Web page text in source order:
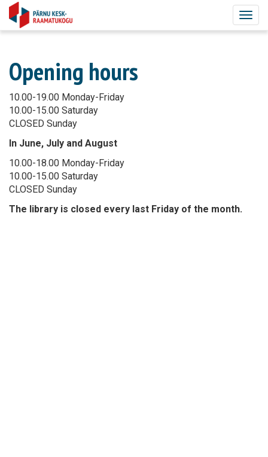
Opening hours
10.00-19.00 Monday-Friday
10.00-15.00 Saturday
CLOSED Sunday
In June, July and August
10.00-18.00 Monday-Friday
10.00-15.00 Saturday
CLOSED Sunday
The library is closed every last Friday of the month.